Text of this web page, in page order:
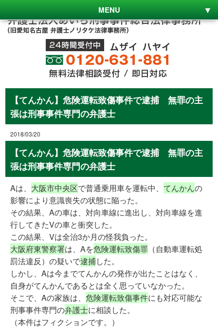
MENU
【てんかん】危険運転致傷事件で逮捕 無罪の主
張は刑事事件専門の弁護士
2018/03/20
【てんかん】危険運転致傷事件で逮捕 無罪の主
張は刑事事件専門の弁護士
Aは、 大阪市中央区で普通乗用車を運転中、 てんかんの
影響により意識喪失の状態に陥った。
その結果、Aの車は、対向車線に進出し、対向車線を進
行してきたVの車と衝突した。
この結果、Vは全治3か月の怪我負った。
大阪府東警察署は、Aを危険運転致傷罪 （自動車運転処
罰法違反）の疑いで逮捕した。
しかし、Aは今までてんかんの発作が出たことはなく、
自身がてんかんであるとは全く思っていなかった。
そこで、Aの家族は、危険運転致傷事件にも対応可能な
刑事事件専門の弁護士に相談した。
（本件はフィクションです。）